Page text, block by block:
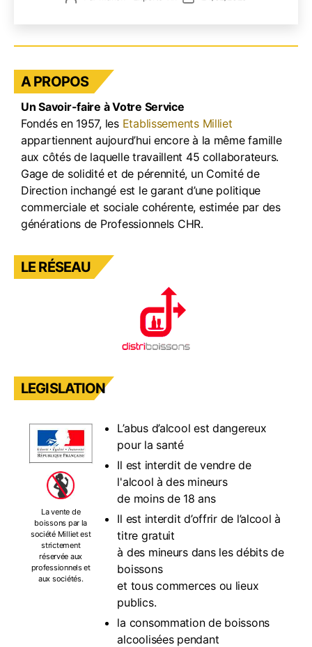
une
A PROPOS
Un Savoir-faire à Votre Service
Fondés en 1957, les Etablissements Milliet
appartiennent aujourd’hui encore à la même famille
aux côtés de laquelle travaillent 45 collaborateurs.
Gage de solidité et de pérennité, un Comité de
Direction inchangé est le garant d’une politique
commerciale et sociale cohérente, estimée par des
générations de Professionnels CHR.
LE RÉSEAU
LEGISLATION
La vente de
boissons par la
société Milliet est
strictement
réservée aux
professionnels et
aux sociétés.
L’abus d’alcool est dangereux
pour la santé
Il est interdit de vendre de
l'alcool à des mineurs
de moins de 18 ans
Il est interdit d’offrir de l’alcool à
titre gratuit
à des mineurs dans les débits de
boissons
et tous commerces ou lieux
publics.
la consommation de boissons
alcoolisées pendant